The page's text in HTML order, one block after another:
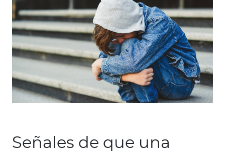
Señales de que una